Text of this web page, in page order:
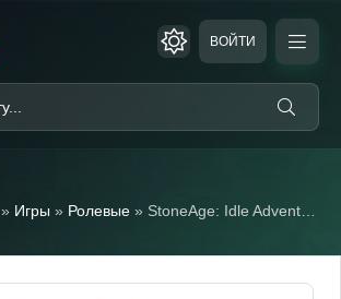
ВОЙТИ
» Игры » Ролевые » StoneAge: Idle Adventure (Мод Меню)